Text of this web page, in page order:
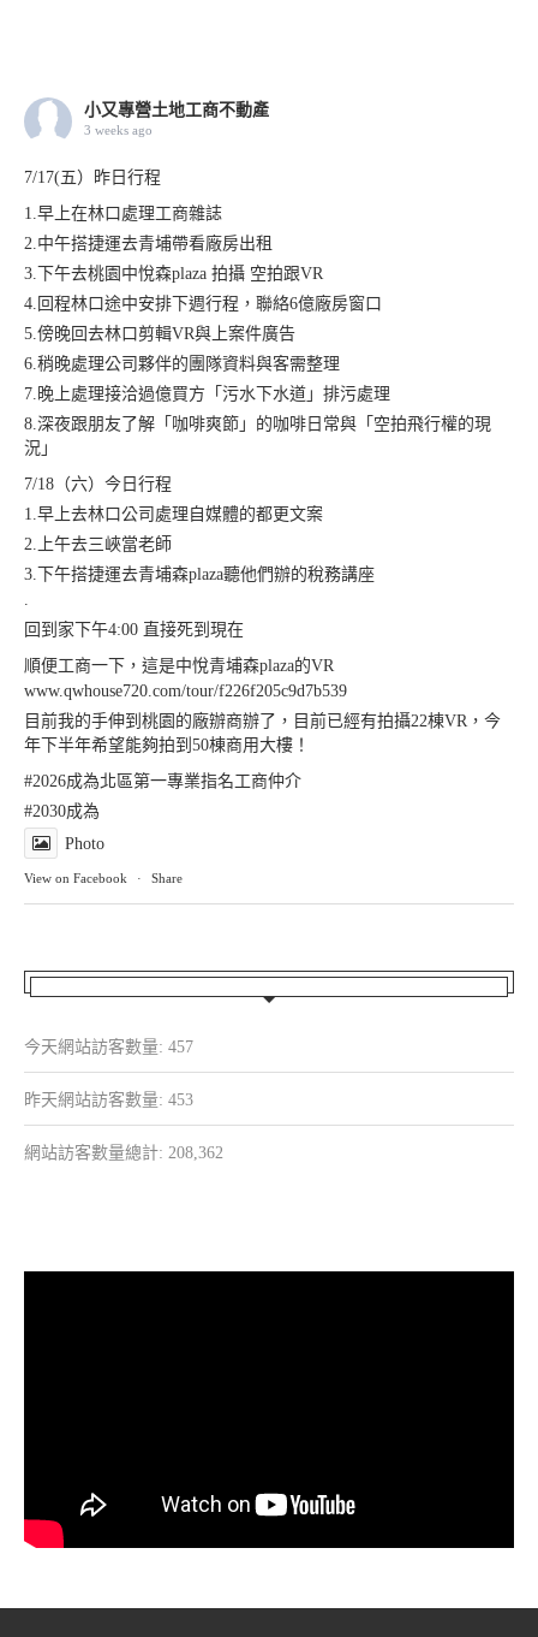
小又專營土地工商不動產
3 weeks ago
7/17(五）昨日行程
1.早上在林口處理工商雜誌
2.中午搭捷運去青埔帶看廠房出租
3.下午去桃園中悅森plaza 拍攝 空拍跟VR
4.回程林口途中安排下週行程，聯絡6億廠房窗口
5.傍晚回去林口剪輯VR與上案件廣告
6.稍晚處理公司夥伴的團隊資料與客需整理
7.晚上處理接洽過億買方「污水下水道」排污處理
8.深夜跟朋友了解「咖啡爽節」的咖啡日常與「空拍飛行權的現
況」
7/18（六）今日行程
1.早上去林口公司處理自媒體的都更文案
2.上午去三峽當老師
3.下午搭捷運去青埔森plaza聽他們辦的稅務講座
.
回到家下午4:00 直接死到現在
順便工商一下，這是中悅青埔森plaza的VR
www.qwhouse720.com/tour/f226f205c9d7b539
目前我的手伸到桃園的廠辦商辦了，目前已經有拍攝22棟VR，今
年下半年希望能夠拍到50棟商用大樓！
#2026成為北區第一專業指名工商仲介
#2030成為
Photo
View on Facebook · Share
今天網站訪客數量: 457
昨天網站訪客數量: 453
網站訪客數量總計: 208,362